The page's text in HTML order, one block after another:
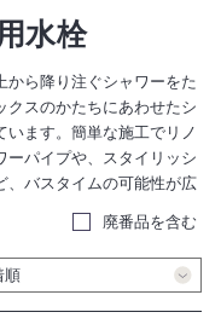
水栓
から降り注ぐシャワーをた
クスのかたちにあわせたシ
います。簡単な施工でリノ
ーパイプや、スタイリッシ
、バスタイムの可能性が広
廃番品を含む